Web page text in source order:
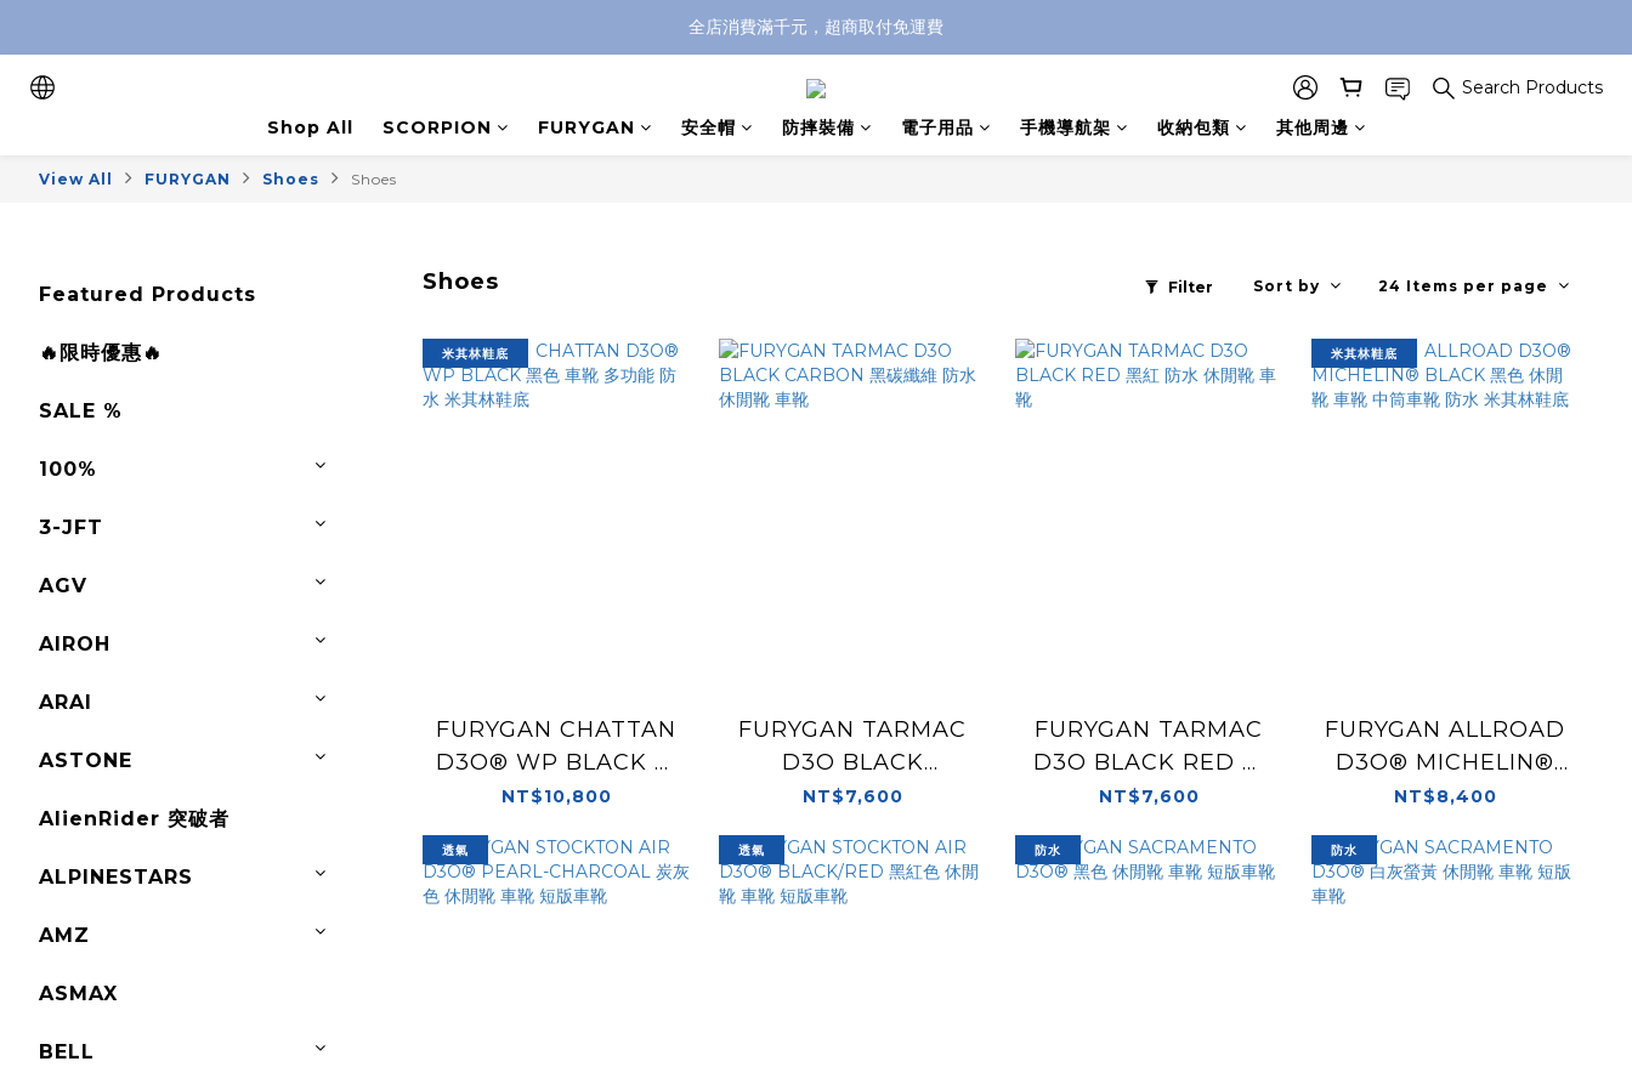
全店消費滿千元，超商取付免運費
全店消費滿千元，超商取付免運費
註冊即贈100元購物金，完整註冊加碼50元購物點數➟➟➟
全店消費滿千元，超商取付免運費
Search Products
Shop All
SCORPION FURYGAN 安全帽 防摔裝備 電子用品 手機導航架 收納包類 其他周邊
View All FURYGAN Shoes Shoes
Featured Products
🔥限時優惠🔥
SALE %
100%
3-JFT
AGV
AIROH
ARAI
ASTONE
AlienRider 突破者
ALPINESTARS
AMZ
ASMAX
BELL
Shoes Filter Sort by 24 Items per page
米其林鞋底
FURYGAN CHATTAN
D3O® WP BLACK 黑
色 車靴 多功能 防水 米
NT$10,800
FURYGAN TARMAC
D3O BLACK
CARBON 黑碳纖維 防
NT$7,600
FURYGAN TARMAC
D3O BLACK RED 黑
紅 防水 休閒靴 車靴
NT$7,600
米其林鞋底
FURYGAN ALLROAD
D3O® MICHELIN®
BLACK 黑色 休閒靴 車
林鞋底
NT$8,400
透氣 透氣 防水 防水